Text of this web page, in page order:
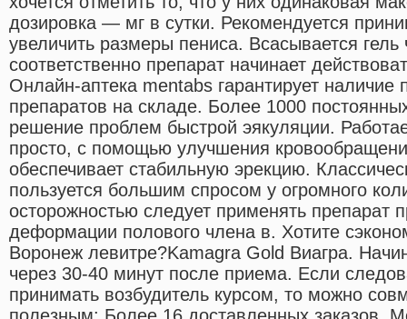
дозировка — мг в сутки. Рекомендуется
увеличить размеры пениса. Всасывается гель
соответственно препарат начинает
Онлайн-аптека mentabs гарантирует наличие
препаратов на складе. Более 1000
решение проблем быстрой эякуляции.
просто, с помощью улучшения
обеспечивает стабильную эрекцию.
пользуется большим спросом у огромного
осторожностью следует применять препарат
деформации полового члена в. Хотите
Воронеж левитре?Kamagra Gold Виагра.
через 30-40 минут после приема. Если
принимать возбудитель курсом, то можно